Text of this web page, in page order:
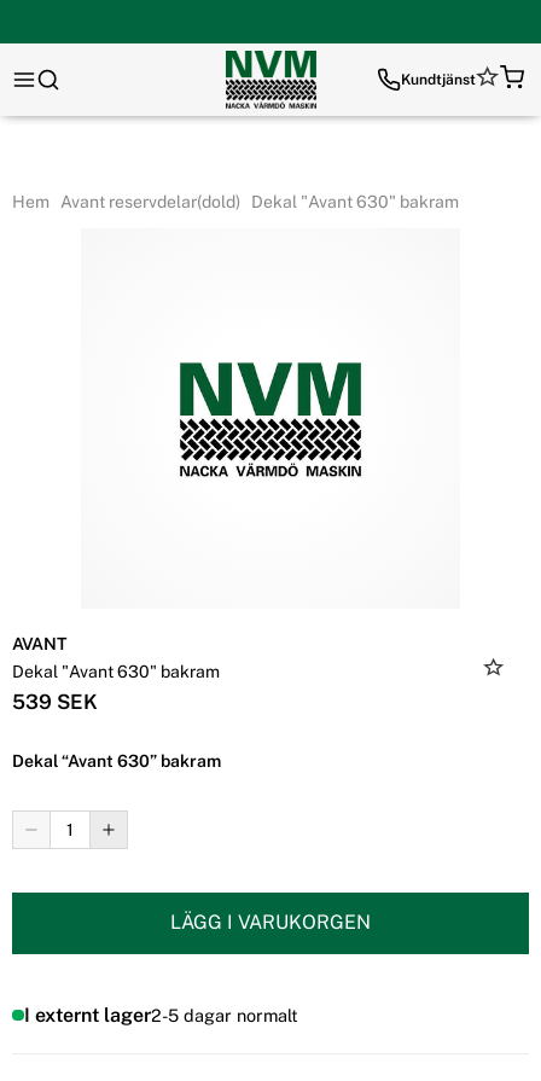
Kundtjänst
Hem Avant reservdelar(dold) Dekal "Avant 630" bakram
AVANT
Dekal "Avant 630" bakram
539 SEK
Dekal “Avant 630” bakram
LÄGG I VARUKORGEN
I externt lager2-5 dagar normalt